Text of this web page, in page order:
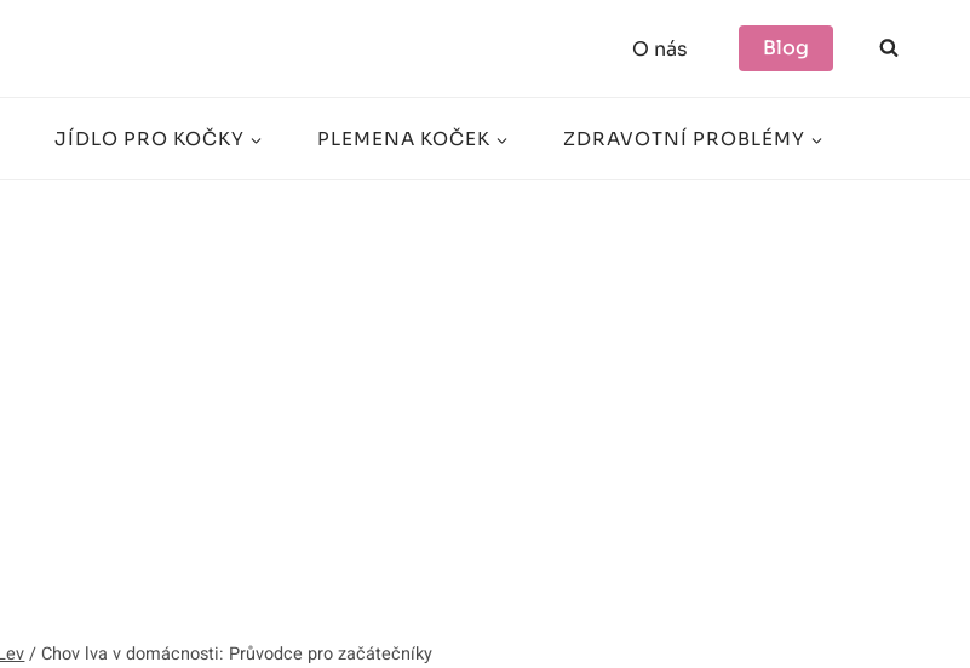
O nás Blog
JÍDLO PRO KOČKY PLEMENA KOČEK ZDRAVOTNÍ PROBLÉMY
/ Chov lva v domácnosti: Průvodce pro začátečníky